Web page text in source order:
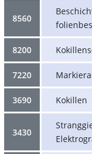
8560
8200
7220
3690 Kokillen
3430